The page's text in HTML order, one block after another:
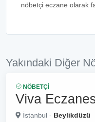
nöbetçi eczane olarak
Yakındaki Diğer
NÖBETÇI
Viva
İstanbul - Beylikdüzü